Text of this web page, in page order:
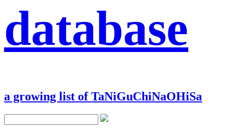
database
a growing list of TaNiGuChiNaOHiSa